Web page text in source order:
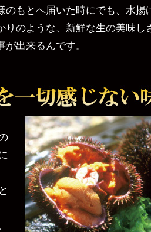
のもとへ届いた時にでも、水揚
りのような、新鮮な生の美味し
が出来るんです。